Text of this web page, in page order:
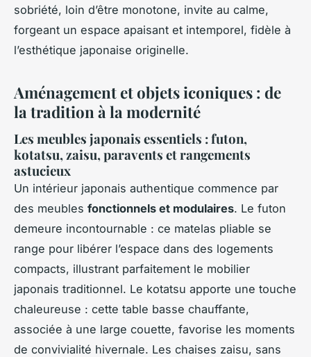
sobriété, loin d’être monotone, invite au calme,
forgeant un espace apaisant et intemporel, fidèle à
l’esthétique japonaise originelle.
Aménagement et objets iconiques : de
la tradition à la modernité
Les meubles japonais essentiels : futon,
kotatsu, zaisu, paravents et rangements
astucieux
Un intérieur japonais authentique commence par
des meubles fonctionnels et modulaires. Le futon
demeure incontournable : ce matelas pliable se
range pour libérer l’espace dans des logements
compacts, illustrant parfaitement le mobilier
japonais traditionnel. Le kotatsu apporte une touche
chaleureuse : cette table basse chauffante,
associée à une large couette, favorise les moments
de convivialité hivernale. Les chaises zaisu, sans